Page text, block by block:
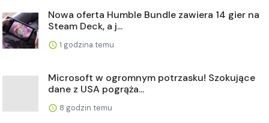
Nowa oferta Humble Bundle zawiera 14 gier na
Steam Deck, a j...
1 godzina temu
Microsoft w ogromnym potrzasku! Szokujące
dane z USA pogrąża...
8 godzin temu